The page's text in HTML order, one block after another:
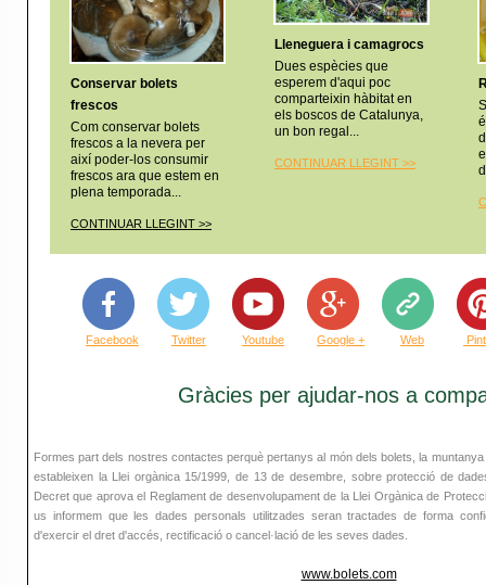
Conservar bolets
frescos
Com conservar bolets
frescos a la nevera per
així poder-los consumir
frescos ara que estem en
plena temporada...
CONTINUAR LLEGINT >>
Lleneguera i camagrocs
Dues espècies que
esperem d'aqui poc
comparteixin hàbitat en
els boscos de Catalunya,
un bon regal...
CONTINUAR LLEGINT >>
Facebook Twitter Youtube Google + Web
Gràcies per ajudar-nos a
Formes part dels nostres contactes perquè pertanys al món dels bolets, la
estableixen la Llei orgànica 15/1999, de 13 de desembre, sobre protecció de
Decret que aprova el Reglament de desenvolupament de la Llei Orgànica de
us informem que les dades personals utilitzades seran tractades de forma
d'exercir el dret d'accés, rectificació o cancel·lació de les seves dades.
www.bolets.com